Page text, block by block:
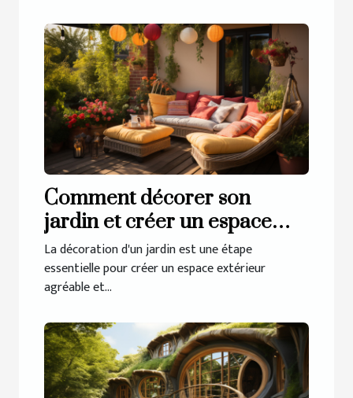
Comment décorer son
jardin et créer un espace
extérieur accueillant ?
La décoration d'un jardin est une étape
essentielle pour créer un espace extérieur
agréable et...